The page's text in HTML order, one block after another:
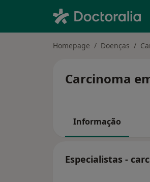
Homepage Doenças
Carcinoma
Informação
Especialistas -